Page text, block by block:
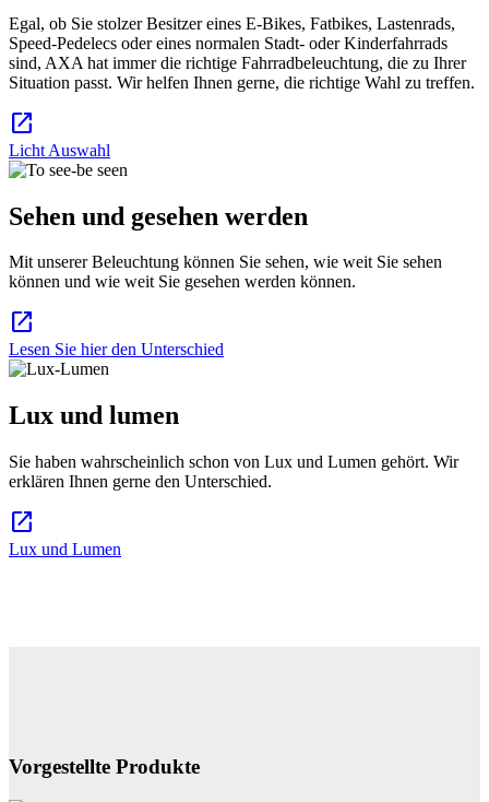
Egal, ob Sie stolzer Besitzer eines E-Bikes, Fatbikes, Lastenrads,
Speed-Pedelecs oder eines normalen Stadt- oder Kinderfahrrads
sind, AXA hat immer die richtige Fahrradbeleuchtung, die zu Ihrer
Situation passt. Wir helfen Ihnen gerne, die richtige Wahl zu treffen.
open_in_new
Licht Auswahl
Sehen und gesehen werden
Mit unserer Beleuchtung können Sie sehen, wie weit Sie sehen
können und wie weit Sie gesehen werden können.
open_in_new
Lesen Sie hier den Unterschied
Lux und lumen
Sie haben wahrscheinlich schon von Lux und Lumen gehört. Wir
erklären Ihnen gerne den Unterschied.
open_in_new
Lux und Lumen
Vorgestellte Produkte